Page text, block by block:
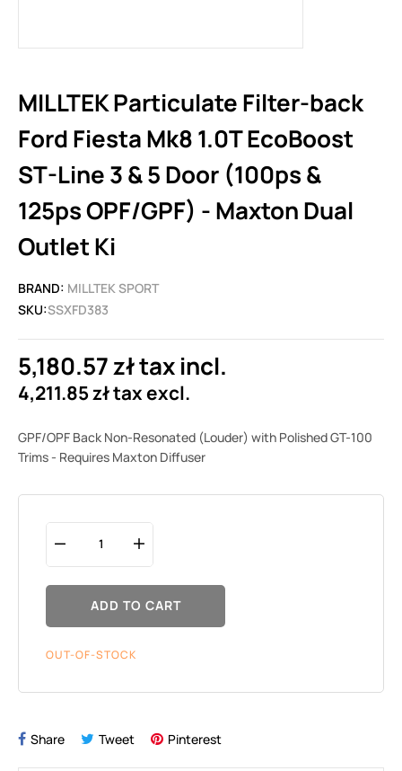
MILLTEK Particulate Filter-back
Ford Fiesta Mk8 1.0T EcoBoost
ST-Line 3 & 5 Door (100ps &
125ps OPF/GPF) - Maxton Dual
Outlet Ki
BRAND: MILLTEK SPORT
SKU:SSXFD383
5,180.57 zł tax incl.
4,211.85 zł tax excl.
GPF/OPF Back Non-Resonated (Louder) with Polished GT-100
Trims - Requires Maxton Diffuser
ADD TO CART
OUT-OF-STOCK
Share Tweet Pinterest